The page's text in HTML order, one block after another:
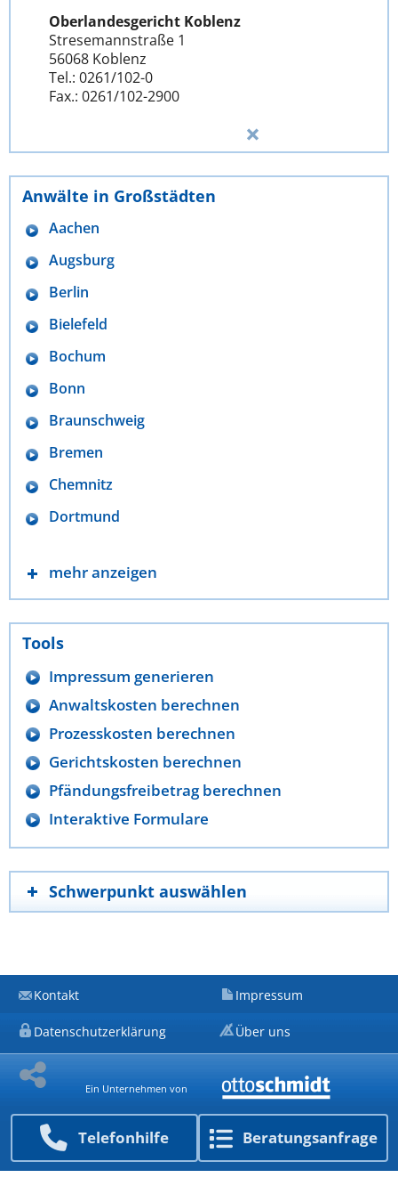
Telefon­hilfe Beratungs­anfrage
Oberlandesgericht Koblenz
Stresemannstraße 1
56068 Koblenz
Tel.: 0261/102-0
Fax.: 0261/102-2900
Anwälte in Großstädten
Aachen
Augsburg
Berlin
Bielefeld
Bochum
Bonn
Braunschweig
Bremen
Chemnitz
Dortmund
mehr anzeigen
Tools
Impressum generieren
Anwaltskosten berechnen
Prozesskosten berechnen
Gerichtskosten berechnen
Pfändungsfreibetrag berechnen
Interaktive Formulare
Schwerpunkt auswählen
Kontakt Impressum
Datenschutzerklärung Über uns
Ein Unternehmen von